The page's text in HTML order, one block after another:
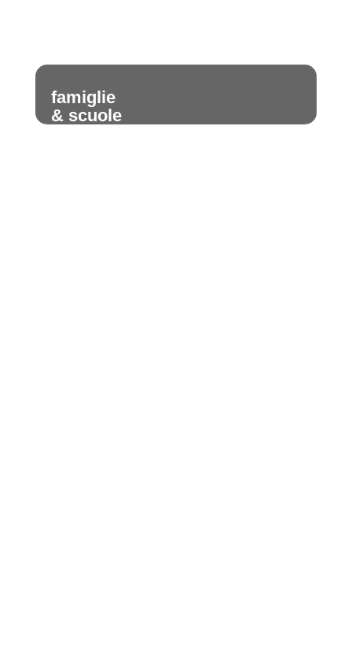
famiglie
& scuole